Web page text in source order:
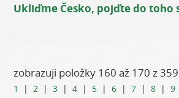
Ukliďme Česko, pojďte do toho
zobrazuji položky 160 až 170 z
1 | 2 |3 |4 | 5 |6 |7 |8 |9